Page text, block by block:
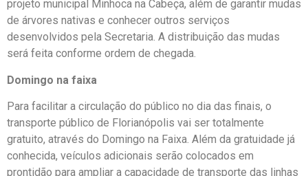
projeto municipal Minhoca na Cabeça, além de garantir mudas
de árvores nativas e conhecer outros serviços
desenvolvidos pela Secretaria. A distribuição das mudas
será feita conforme ordem de chegada.
Domingo na faixa
Para facilitar a circulação do público no dia das finais, o
transporte público de Florianópolis vai ser totalmente
gratuito, através do Domingo na Faixa. Além da gratuidade já
conhecida, veículos adicionais serão colocados em
prontidão para ampliar a capacidade de transporte das linhas